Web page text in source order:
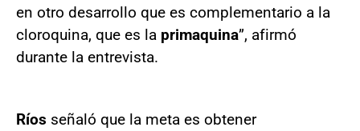
en otro desarrollo que es complementario a la
cloroquina, que es la primaquina”, afirmó
durante la entrevista.
Ríos señaló que la meta es obtener